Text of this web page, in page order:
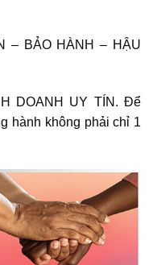
– BẢO HÀNH – HẬU
DOANH UY TÍN. Để
hành không phải chỉ 1